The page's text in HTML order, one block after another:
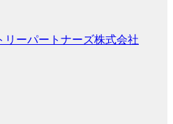
リーパートナーズ株式会社